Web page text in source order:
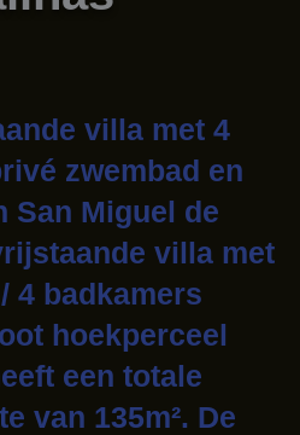
villa met 4
zwembad en
San Miguel de
villa met
4 badkamers
hoekperceel
een totale
van 135m². De